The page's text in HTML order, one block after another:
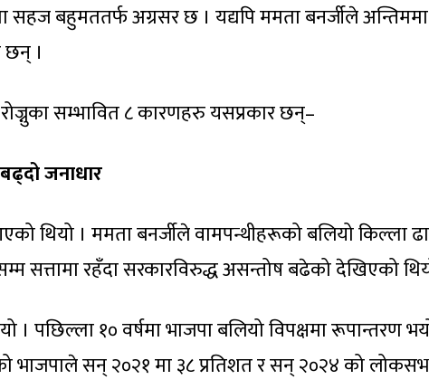
बहुमततर्फ अग्रसर छ । यद्यपि ममता बनर्जीले
।
सम्भावित ८ कारणहरु यसप्रकार छन्–
जनाधार
थियो । ममता बनर्जीले वामपन्थीहरूको बलियो किल्ला
सत्तामा रहँदा सरकारविरुद्ध असन्तोष बढेको देखिएको
पछिल्ला १० वर्षमा भाजपा बलियो विपक्षमा रूपान्तरण
भाजपाले सन् २०२१ मा ३८ प्रतिशत र सन् २०२४ को